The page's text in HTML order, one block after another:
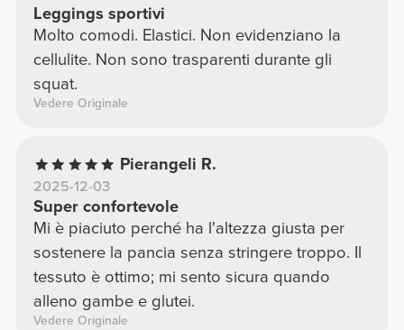
Leggings sportivi
Molto comodi. Elastici. Non evidenziano la
cellulite. Non sono trasparenti durante gli
squat.
Vedere Originale
Pierangeli R.
2025-12-03
Super confortevole
Mi è piaciuto perché ha l'altezza giusta per
sostenere la pancia senza stringere troppo. Il
tessuto è ottimo; mi sento sicura quando
alleno gambe e glutei.
Vedere Originale